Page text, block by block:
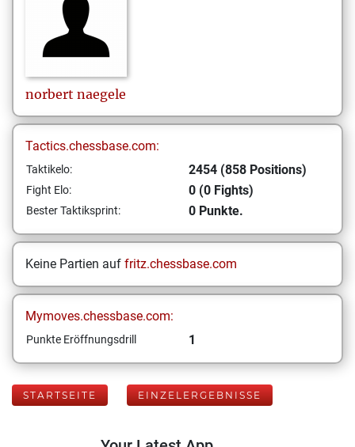
norbert naegele
Tactics.chessbase.com:
Taktikelo: 2454 (858 Positions)
Fight Elo: 0 (0 Fights)
Bester Taktiksprint: 0 Punkte.
Keine Partien auf fritz.chessbase.com
Mymoves.chessbase.com:
Punkte Eröffnungsdrill 1
STARTSEITE EINZELERGEBNISSE